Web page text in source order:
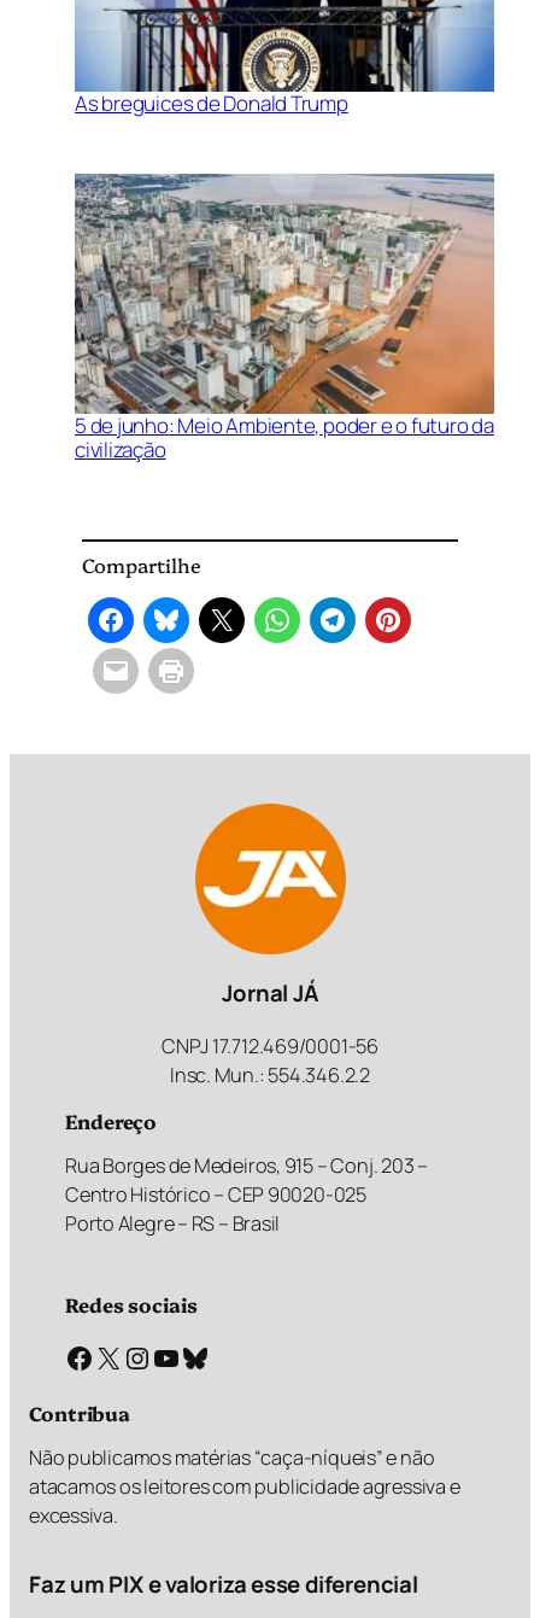
As breguices de Donald Trump
5 de junho: Meio Ambiente, poder e o futuro da
civilização
Compartilhe
Jornal JÁ
CNPJ 17.712.469/0001-56
Insc. Mun.: 554.346.2.2
Endereço
Rua Borges de Medeiros, 915 – Conj. 203 –
Centro Histórico – CEP 90020-025
Porto Alegre – RS – Brasil
Redes sociais
Facebook X Instagram Youtube Bluesky
Contribua
Não publicamos matérias “caça-níqueis” e não
atacamos os leitores com publicidade agressiva e
excessiva.
Faz um PIX e valoriza esse diferencial